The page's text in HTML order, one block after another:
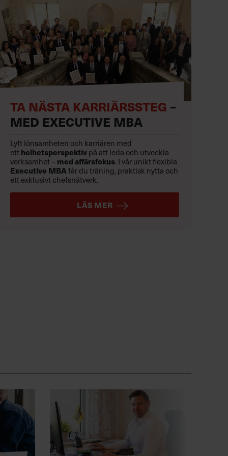
TA NÄSTA KARRIÄRSSTEG –
MED EXECUTIVE MBA
Lyft lönsamheten och karriären med
ett helhetsperspektiv på att leda och utveckla
verksamhet – med affärsfokus. I vår unikt flexibla
Executive MBA får du träning, praktisk nytta och
ett exklusivt chefsnätverk.
LÄS MER